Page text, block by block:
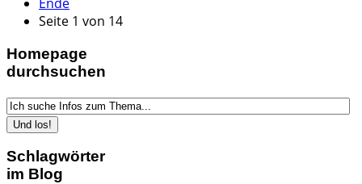
Seite 1 von 14
Homepage
durchsuchen
Schlagwörter
im Blog